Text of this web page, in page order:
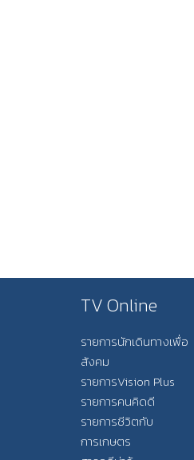
TV Online
รายการนักเดินทางเพื่อ
สังคม
รายการVision Plus
รายการคนคิดดี
รายการชีวิตกับ
การเกษตร